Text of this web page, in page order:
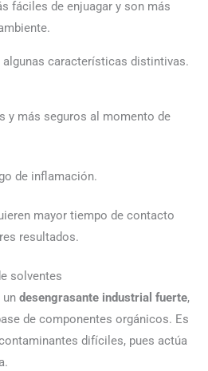
fáciles de enjuagar y son más
características distintivas.
y más seguros al momento de
de inflamación.
mayor tiempo de contacto
resultados.
solventes
un desengrasante industrial fuerte,
de componentes orgánicos. Es
difíciles, pues actúa